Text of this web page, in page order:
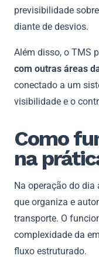
previsibilidade
diante de desvios.
Além disso, o TMS
com outras áreas
conectado a um
visibilidade e o
Como
na
Na operação do
que organiza e
transporte. O
complexidade da
fluxo estruturado.